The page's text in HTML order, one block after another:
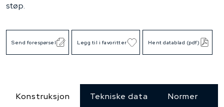
støp.
Send forespørsel Legg til i favoritter Hent datablad (pdf)
Konstruksjon Tekniske data Normer